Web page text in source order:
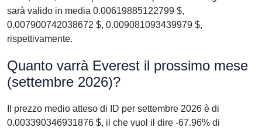
sarà valido in media 0.00619885122799 $,
0.007900742038672 $, 0.009081093439979 $,
rispettivamente.
Quanto varrà Everest il prossimo mese
(settembre 2026)?
Il prezzo medio atteso di ID per settembre 2026 è di
0.003390346931876 $, il che vuol il dire -67.96% di